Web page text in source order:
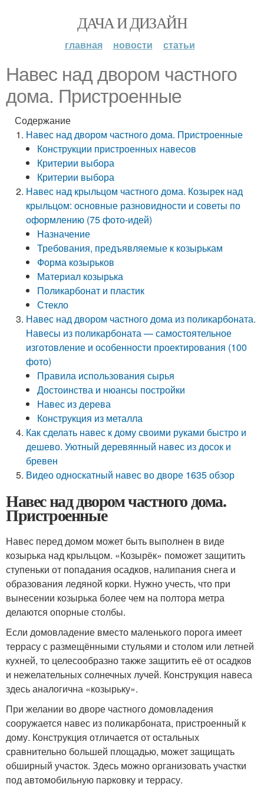
ДАЧА И ДИЗАЙН
главная новости статьи
Навес над двором частного
дома. Пристроенные
Содержание
Навес над двором частного дома. Пристроенные
Конструкции пристроенных навесов
Критерии выбора
Критерии выбора
Навес над крыльцом частного дома. Козырек над
крыльцом: основные разновидности и советы по
оформлению (75 фото-идей)
Назначение
Требования, предъявляемые к козырькам
Форма козырьков
Материал козырька
Поликарбонат и пластик
Стекло
Навес над двором частного дома из поликарбоната.
Навесы из поликарбоната — самостоятельное
изготовление и особенности проектирования (100
фото)
Правила использования сырья
Достоинства и нюансы постройки
Навес из дерева
Конструкция из металла
Как сделать навес к дому своими руками быстро и
дешево. Уютный деревянный навес из досок и
бревен
Видео односкатный навес во дворе 1635 обзор
Навес над двором частного дома.
Пристроенные
Навес перед домом может быть выполнен в виде
козырька над крыльцом. «Козырёк» поможет защитить
ступеньки от попадания осадков, налипания снега и
образования ледяной корки. Нужно учесть, что при
вынесении козырька более чем на полтора метра
делаются опорные столбы.
Если домовладение вместо маленького порога имеет
террасу с размещёнными стульями и столом или летней
кухней, то целесообразно также защитить её от осадков
и нежелательных солнечных лучей. Конструкция навеса
здесь аналогична «козырьку».
При желании во дворе частного домовладения
сооружается навес из поликарбоната, пристроенный к
дому. Конструкция отличается от остальных
сравнительно большей площадью, может защищать
обширный участок. Здесь можно организовать участки
под автомобильную парковку и террасу.